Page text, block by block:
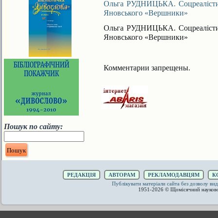
Пошук по сайту:
Ольга РУДНИЦЬКА.
Яновського «Вершники»
Ольга РУДНИЦЬКА.
Яновського «Вершники»
Комментарии запрещены.
РЕДАКЦІЯ АВТОРАМ РЕКЛАМОДАВЦЯМ
Публікувати матеріали сайта без дозволу
1951-2026 © Щомісячний